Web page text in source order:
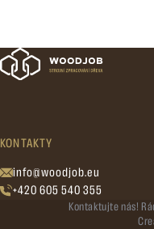
KONTAKTY
info@woodjob.eu
+420 605 540 355
Kontaktujte nás!